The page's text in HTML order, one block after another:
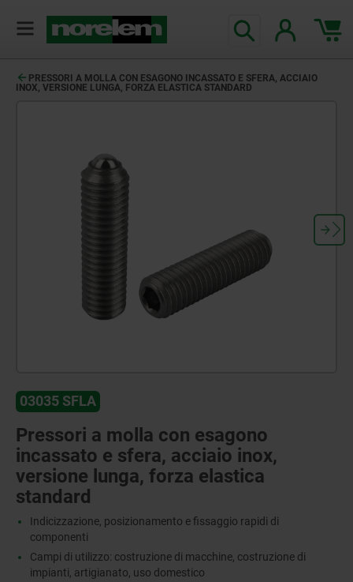
PRESSORI A MOLLA CON ESAGONO INCASSATO E SFERA, ACCIAIO
INOX, VERSIONE LUNGA, FORZA ELASTICA STANDARD
03035 SFLA
Pressori a molla con esagono
incassato e sfera, acciaio inox,
versione lunga, forza elastica
standard
Indicizzazione, posizionamento e fissaggio rapidi di
componenti
Campi di utilizzo: costruzione di macchine, costruzione di
impianti, artigianato, uso domestico